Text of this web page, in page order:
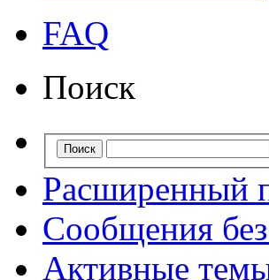
FAQ
Поиск
Расширенный
Сообщения без
Активные